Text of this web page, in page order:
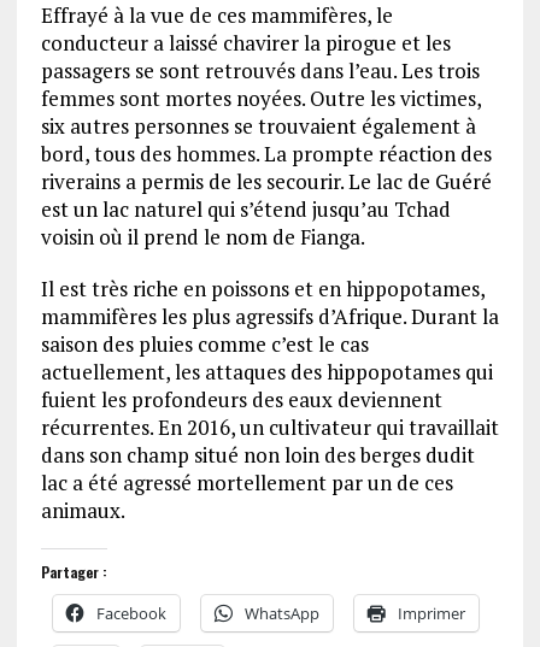
Effrayé à la vue de ces mammifères, le
conducteur a laissé chavirer la pirogue et les
passagers se sont retrouvés dans l’eau. Les trois
femmes sont mortes noyées. Outre les victimes,
six autres personnes se trouvaient également à
bord, tous des hommes. La prompte réaction des
riverains a permis de les secourir. Le lac de Guéré
est un lac naturel qui s’étend jusqu’au Tchad
voisin où il prend le nom de Fianga.
Il est très riche en poissons et en hippopotames,
mammifères les plus agressifs d’Afrique. Durant la
saison des pluies comme c’est le cas
actuellement, les attaques des hippopotames qui
fuient les profondeurs des eaux deviennent
récurrentes. En 2016, un cultivateur qui travaillait
dans son champ situé non loin des berges dudit
lac a été agressé mortellement par un de ces
animaux.
Partager :
Facebook WhatsApp Imprimer